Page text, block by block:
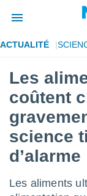
de
par
ACTUALITÉ
Les
coûtent
science
d’alarme
Les aliments